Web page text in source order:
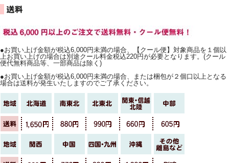
●お買い上げ金額が税込6,000円未満の場合、【クール便】対象商品を１個以
上お買い上げの場合は別途クール料金税込220円が必要となります。(クール
便代無料商品等、一部商品は除く)
●お買い上げ金額が税込6,000円未満の場合、または梱包が２個口以上となる
場合は送料が発生いたしますのでご了承ください。